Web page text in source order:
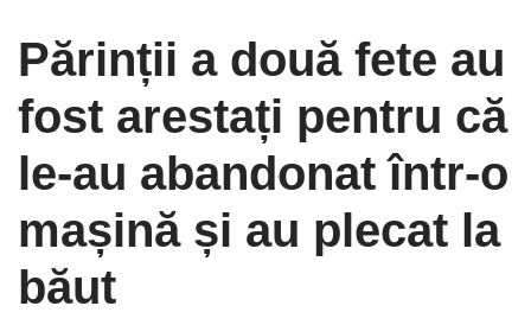
Părinții a două fete au
fost arestați pentru că
le-au abandonat într-o
mașină și au plecat la
băut